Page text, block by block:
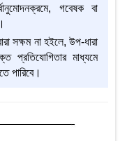
গবেষক বা
সক্ষম না হইলে, উপ-ধারা
প্রতিযোগিতার মাধ্যমে
পারিবে।